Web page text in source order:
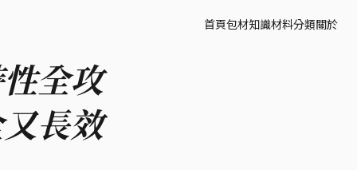
首頁包材知識材料分類關於
全攻
長效